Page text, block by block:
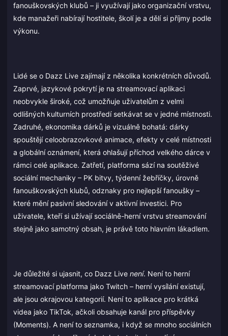
fanouškovských klubů – ji využívají jako organizační vrstvu,
kde manažeři nabírají hostitele, školí je a dělí si příjmy podle
výkonu.
Lidé se o Dazz Live zajímají z několika konkrétních důvodů.
Zaprvé, jazykové pokrytí je na streamovací aplikaci
neobvykle široké, což umožňuje uživatelům z velmi
odlišných kulturních prostředí setkávat se v jedné místnosti.
Zadruhé, ekonomika dárků je vizuálně bohatá: dárky
spouštějí celoobrazovkové animace, efekty v celé místnosti
a globální oznámení, která ohlašují příchod velkého dárce v
rámci celé aplikace. Zatřetí, platforma sází na soutěživé
sociální mechaniky – PK bitvy, týdenní žebříčky, úrovně
fanouškovských klubů, odznaky pro nejlepší fanoušky –
které mění pasivní sledování v aktivní investici. Pro
uživatele, kteří si užívají sociálně-herní vrstvu streamování
stejně jako samotný obsah, je právě toto hlavním lákadlem.
Je důležité si ujasnit, co Dazz Live není. Není to herní
streamovací platforma jako Twitch – herní vysílání existují,
ale jsou okrajovou kategorií. Není to aplikace pro krátká
videa jako TikTok, ačkoli obsahuje kanál pro příspěvky
(Moments). A není to seznamka, i když se mnoho sociálních